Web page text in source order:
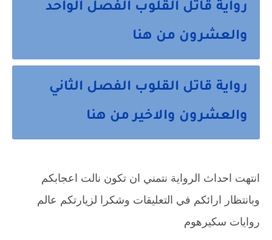
رواية قاتل القلوب الفصل الواحد
والعشرون من هنا
رواية قاتل القلوب الفصل الثاني
والعشرون والاخير من هنا
روايات سكيرهوم